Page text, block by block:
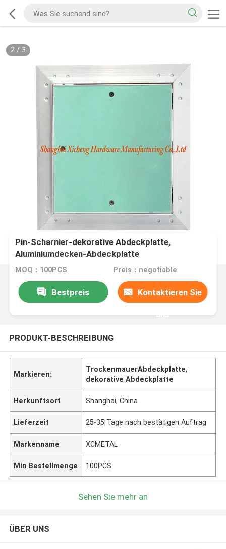
2/ 3
Pin-Scharnier-dekorative Abdeckplatte,
Aluminiumdecken-Abdeckplatte
MOQ：100PCS Preis：negotiable
Bestpreis Kontaktieren Sie
uns
PRODUKT-BESCHREIBUNG
Markieren:
TrockenmauerAbdeckplatte,
dekorative Abdeckplatte
Herkunftsort Shanghai, China
Lieferzeit 25-35 Tage nach bestätigen Auftrag
Markenname XCMETAL
Min Bestellmenge 100PCS
Sehen Sie mehr an
ÜBER UNS